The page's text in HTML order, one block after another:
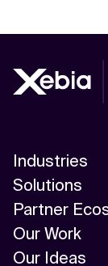
Industries
Solutions
Partner
Our Work
Our Ideas